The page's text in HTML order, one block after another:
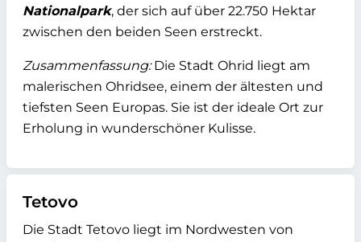
Nationalpark, der sich auf über 22.750 Hektar
zwischen den beiden Seen erstreckt.
Zusammenfassung:Die Stadt Ohrid liegt am
malerischen Ohridsee, einem der ältesten und
tiefsten Seen Europas. Sie ist der ideale Ort zur
Erholung in wunderschöner Kulisse.
Tetovo
Die Stadt Tetovo liegt im Nordwesten von